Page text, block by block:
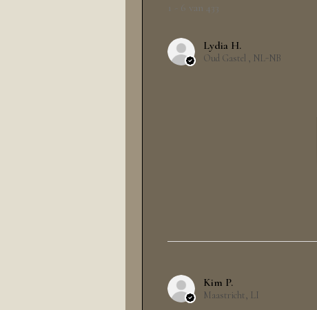
1 - 6 van 433
Lydia H.
Oud Gastel , NL-NB
Kim P.
Maastricht, LI